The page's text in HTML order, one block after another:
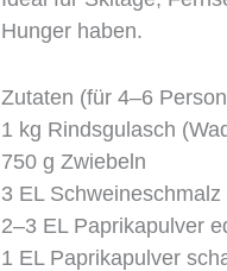
Hunger haben.
Zutaten (für 4–6
1 kg Rindsgulasch
750 g Zwiebeln
3 EL Schweineschmalz
2–3 EL Paprikapulver
1 EL Paprikapulver